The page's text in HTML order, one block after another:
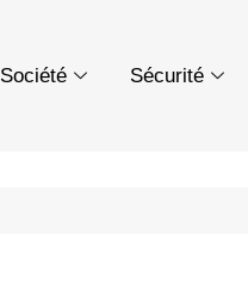
Société Sécurité